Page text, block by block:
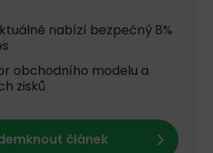
nabízí bezpečný 8%
obchodního modelu a
zisků
článek